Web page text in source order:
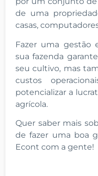
de uma
casas,
Fazer uma gestão
sua fazenda
seu cultivo, mas
custos
potencializar a
agrícola.
Quer saber mais
de fazer uma boa
Econt com a gente!